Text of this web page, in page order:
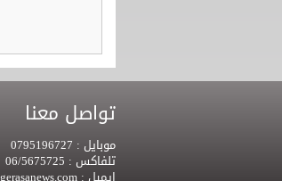
تواصل معنا
موبايل :
تلفاكس :